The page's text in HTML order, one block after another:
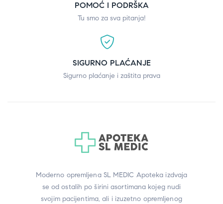
POMOĆ I PODRŠKA
Tu smo za sva pitanja!
SIGURNO PLAĆANJE
Sigurno plaćanje i zaštita prava
Moderno opremljena SL MEDIC Apoteka izdvaja
se od ostalih po širini asortimana kojeg nudi
svojim pacijentima, ali i izuzetno opremljenog